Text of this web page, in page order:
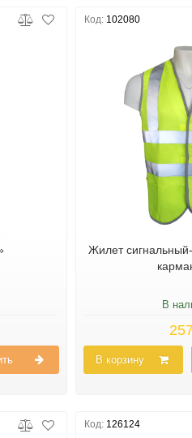
Код: 102080
Жилет
В
В корзину
Код: 126124